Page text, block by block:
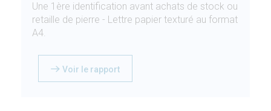
Une 1ère identification avant achats de stock ou
retaille de pierre - Lettre papier texturé au format
A4.
Voir le rapport